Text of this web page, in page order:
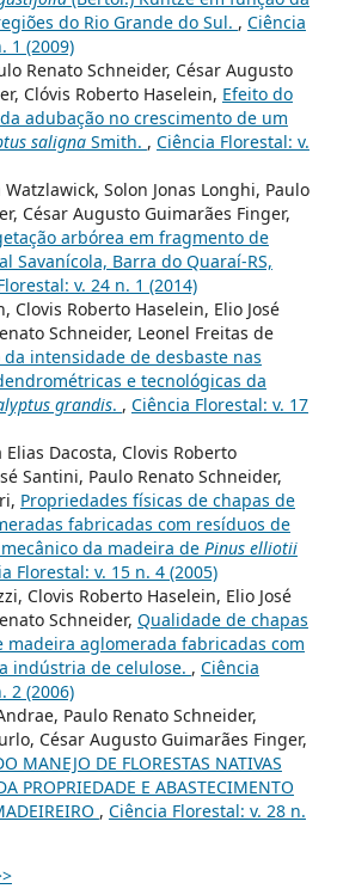
do Rio Grande do Sul. , Ciência
1 (2009)
Renato Schneider, César Augusto
Clóvis Roberto Haselein, Efeito do
adubação no crescimento de um
salignaSmith. , Ciência Florestal: v.
Solon Jonas Longhi, Paulo
César Augusto Guimarães Finger,
arbórea em fragmento de
Savanícola, Barra do Quaraí-RS,
v. 24 n. 1 (2014)
Clovis Roberto Haselein, Elio José
Schneider, Leonel Freitas de
da intensidade de desbaste nas
e tecnológicas da
grandis. , Ciência Florestal: v. 17
Dacosta, Clovis Roberto
Santini, Paulo Renato Schneider,
Propriedades físicas de chapas de
fabricadas com resíduos de
da madeira de Pinus elliotii
Florestal: v. 15 n. 4 (2005)
Clovis Roberto Haselein, Elio José
Schneider, Qualidade de chapas
madeira aglomerada fabricadas com
indústria de celulose. , Ciência
2 (2006)
Paulo Renato Schneider,
César Augusto Guimarães Finger,
MANEJO DE FLORESTAS NATIVAS
PROPRIEDADE E ABASTECIMENTO
, Ciência Florestal: v. 28 n.